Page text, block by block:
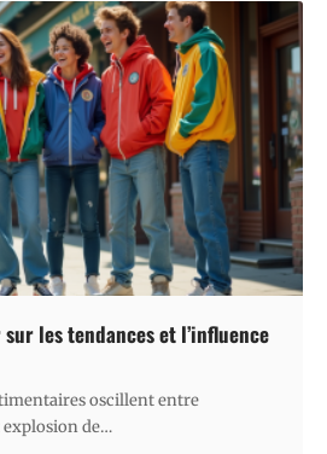
les tendances et l’influence
oscillent entre
de…